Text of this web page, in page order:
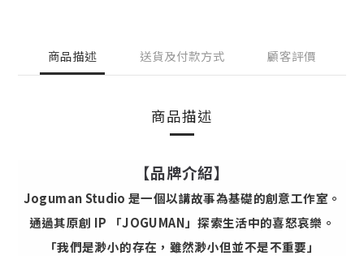
商品描述 送貨及付款方式 顧客評價
商品描述
【品牌介紹】
Joguman Studio 是一個以講故事為基礎的創意工作室。
通過其原創 IP 「JOGUMAN」探索生活中的喜怒哀樂。
「我們是渺小的存在，雖然渺小但並不是不重要」